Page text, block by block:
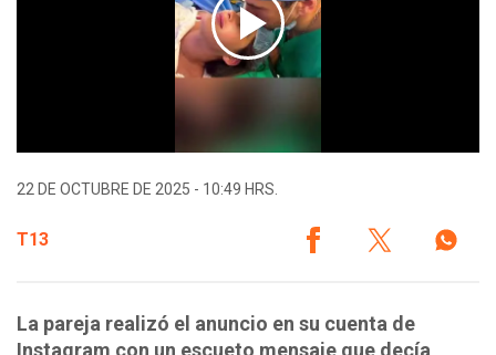
22 DE OCTUBRE DE 2025 - 10:49 HRS.
T13
La pareja realizó el anuncio en su cuenta de
Instagram con un escueto mensaje que decía